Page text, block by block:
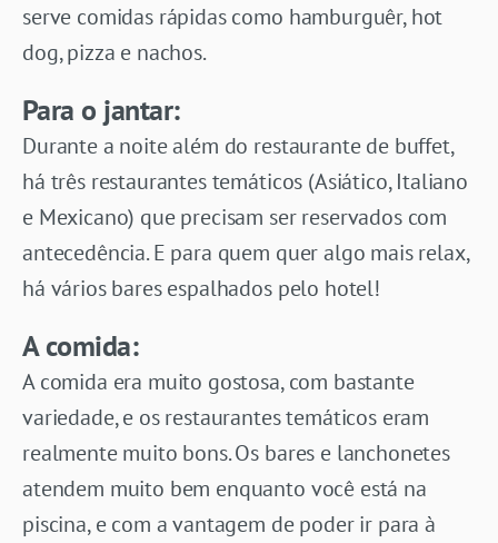
serve comidas rápidas como hamburguêr, hot
dog, pizza e nachos.
Para o jantar:
Durante a noite além do restaurante de buffet,
há três restaurantes temáticos (Asiático, Italiano
e Mexicano) que precisam ser reservados com
antecedência. E para quem quer algo mais relax,
há vários bares espalhados pelo hotel!
A comida:
A comida era muito gostosa, com bastante
variedade, e os restaurantes temáticos eram
realmente muito bons. Os bares e lanchonetes
atendem muito bem enquanto você está na
piscina, e com a vantagem de poder ir para à